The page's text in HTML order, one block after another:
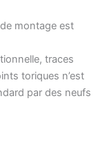
montage est
traces
toriques n’est
par des neufs